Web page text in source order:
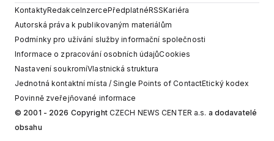
KontaktyRedakceInzercePředplatnéRSSKariéra
Autorská práva k publikovaným materiálům
Podmínky pro užívání služby informační společnosti
Informace o zpracování osobních údajůCookies
Nastavení soukromíVlastnická struktura
Jednotná kontaktní místa / Single Points of ContactEtický kodex
Povinně zveřejňované informace
© 2001 - 2026 Copyright CZECH NEWS CENTER a.s. a dodavatelé
obsahu